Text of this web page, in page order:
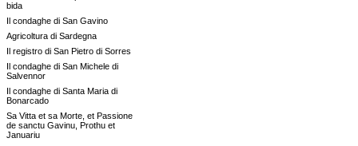
bida
Il condaghe di San Gavino
Agricoltura di Sardegna
Il registro di San Pietro di Sorres
Il condaghe di San Michele di
Salvennor
Il condaghe di Santa Maria di
Bonarcado
Sa Vitta et sa Morte, et Passione
de sanctu Gavinu, Prothu et
Januariu